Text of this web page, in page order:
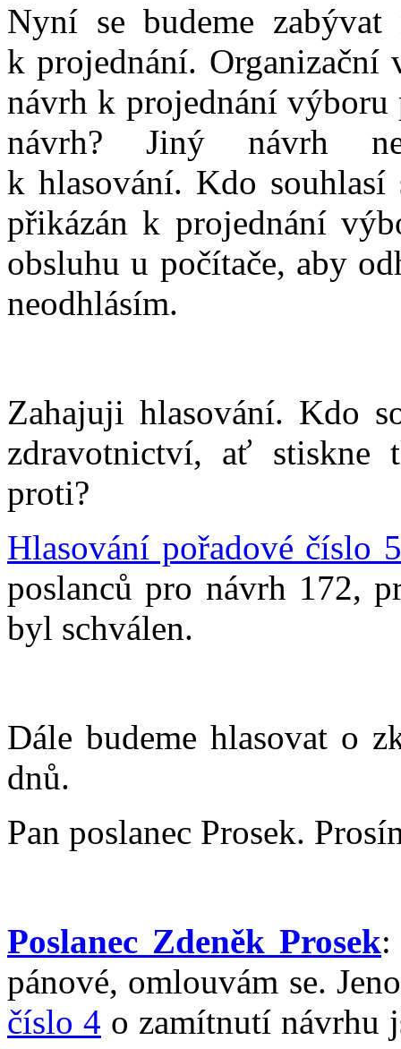
Nyní se budeme
k projednání. Organizační
návrh k projednání
návrh? Jiný návrh
k hlasování. Kdo
přikázán k projednání
obsluhu u počítače, aby
neodhlásím.
Zahajuji hlasování. Kdo
zdravotnictví, ať stiskne
proti?
Hlasování pořadové číslo 5
poslanců pro návrh 172,
byl schválen.
Dále budeme hlasovat o
dnů.
Pan poslanec Prosek.
Poslanec Zdeněk Prosek:
pánové, omlouvám se.
číslo 4 o zamítnutí návrhu